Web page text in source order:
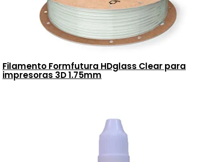
Filamento Formfutura HDglass Clear para
impresoras 3D 1.75mm